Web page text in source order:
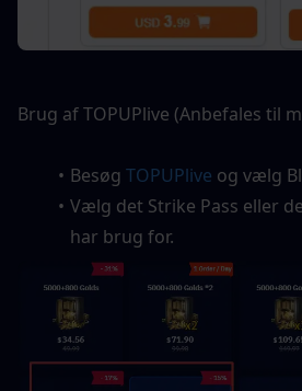
Brug af TOPUPlive (Anbefales til
Besøg TOPUPlive og vælg
Vælg det Strike Pass eller
har brug for.